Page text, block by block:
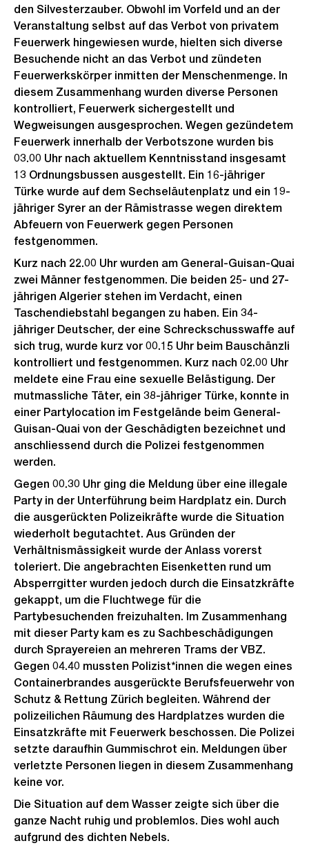
den Silvesterzauber. Obwohl im Vorfeld und an der
Veranstaltung selbst auf das Verbot von privatem
Feuerwerk hingewiesen wurde, hielten sich diverse
Besuchende nicht an das Verbot und zündeten
Feuerwerkskörper inmitten der Menschenmenge. In
diesem Zusammenhang wurden diverse Personen
kontrolliert, Feuerwerk sichergestellt und
Wegweisungen ausgesprochen. Wegen gezündetem
Feuerwerk innerhalb der Verbotszone wurden bis
03.00 Uhr nach aktuellem Kenntnisstand insgesamt
13 Ordnungsbussen ausgestellt. Ein 16-jähriger
Türke wurde auf dem Sechseläutenplatz und ein 19-
jähriger Syrer an der Rämistrasse wegen direktem
Abfeuern von Feuerwerk gegen Personen
festgenommen.
Kurz nach 22.00 Uhr wurden am General-Guisan-Quai
zwei Männer festgenommen. Die beiden 25- und 27-
jährigen Algerier stehen im Verdacht, einen
Taschendiebstahl begangen zu haben. Ein 34-
jähriger Deutscher, der eine Schreckschusswaffe auf
sich trug, wurde kurz vor 00.15 Uhr beim Bauschänzli
kontrolliert und festgenommen. Kurz nach 02.00 Uhr
meldete eine Frau eine sexuelle Belästigung. Der
mutmassliche Täter, ein 38-jähriger Türke, konnte in
einer Partylocation im Festgelände beim General-
Guisan-Quai von der Geschädigten bezeichnet und
anschliessend durch die Polizei festgenommen
werden.
Gegen 00.30 Uhr ging die Meldung über eine illegale
Party in der Unterführung beim Hardplatz ein. Durch
die ausgerückten Polizeikräfte wurde die Situation
wiederholt begutachtet. Aus Gründen der
Verhältnismässigkeit wurde der Anlass vorerst
toleriert. Die angebrachten Eisenketten rund um
Absperrgitter wurden jedoch durch die Einsatzkräfte
gekappt, um die Fluchtwege für die
Partybesuchenden freizuhalten. Im Zusammenhang
mit dieser Party kam es zu Sachbeschädigungen
durch Sprayereien an mehreren Trams der VBZ.
Gegen 04.40 mussten Polizist*innen die wegen eines
Containerbrandes ausgerückte Berufsfeuerwehr von
Schutz & Rettung Zürich begleiten. Während der
polizeilichen Räumung des Hardplatzes wurden die
Einsatzkräfte mit Feuerwerk beschossen. Die Polizei
setzte daraufhin Gummischrot ein. Meldungen über
verletzte Personen liegen in diesem Zusammenhang
keine vor.
Die Situation auf dem Wasser zeigte sich über die
ganze Nacht ruhig und problemlos. Dies wohl auch
aufgrund des dichten Nebels.